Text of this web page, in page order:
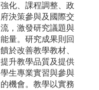
強化、課程調整、政
府決策參與及國際交
流，激發研究議題與
能量。研究成果則回
饋於改善教學教材、
提升教學品質及提供
學生專業實習與參與
的機會。教學以實務